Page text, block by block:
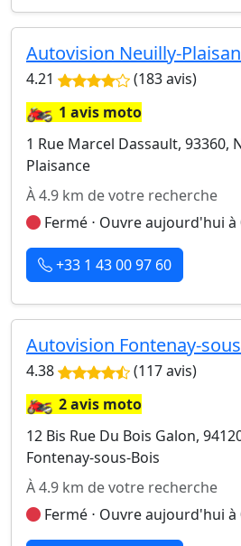
Autovision Neuilly-
4.21 (183 avis)
🏍️1 avis moto
1 Rue Marcel Dassault, 93360,
Plaisance
À 4.9 km de votre recherche
Fermé ⋅ Ouvre aujourd'hui à
+33 1 43 00 97 60
Autovision Fontenay-
4.38 (117 avis)
🏍️2 avis moto
12 Bis Rue Du Bois Galon,
Fontenay-sous-Bois
À 4.9 km de votre recherche
Fermé ⋅ Ouvre aujourd'hui à